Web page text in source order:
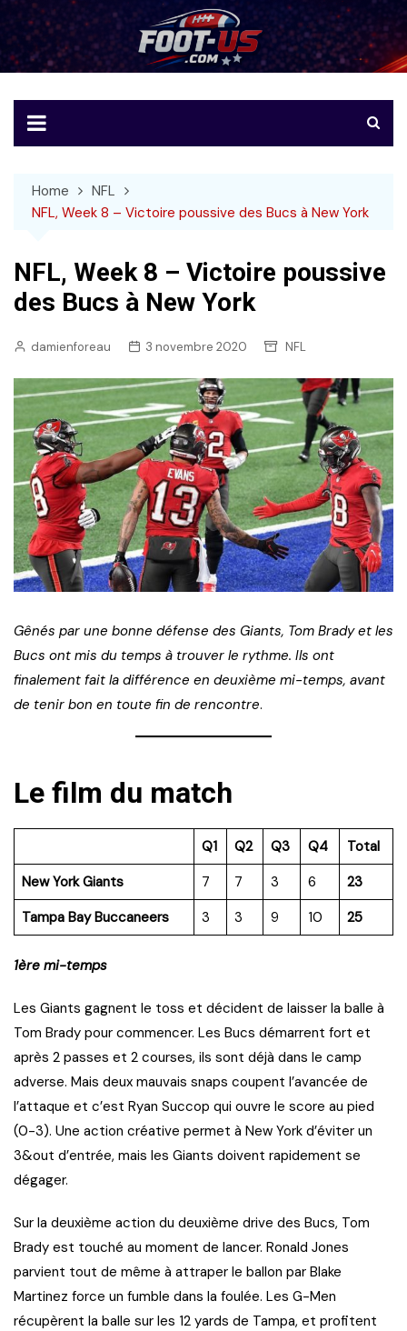
to
content
Foot-US
Le football américain en français
Home
NFL
NFL, Week 8 – Victoire poussive des Bucs à New York
NFL, Week 8 – Victoire poussive
des Bucs à New York
damienforeau 3 novembre 2020 NFL
Gênés par une bonne défense des Giants, Tom Brady et les
Bucs ont mis du temps à trouver le rythme. Ils ont
finalement fait la différence en deuxième mi-temps, avant
de tenir bon en toute fin de rencontre.
Le film du match
Q1 Q2 Q3 Q4
Total
New York Giants
7 7 3 6
23
Tampa Bay Buccaneers
3 3 9 10 25
1ère mi-temps
Les Giants gagnent le toss et décident de laisser la balle à
Tom Brady pour commencer. Les Bucs démarrent fort et
après 2 passes et 2 courses, ils sont déjà dans le camp
adverse. Mais deux mauvais snaps coupent l’avancée de
l’attaque et c’est Ryan Succop qui ouvre le score au pied
(0-3). Une action créative permet à New York d’éviter un
3&out d’entrée, mais les Giants doivent rapidement se
dégager.
Sur la deuxième action du deuxième drive des Bucs, Tom
Brady est touché au moment de lancer. Ronald Jones
parvient tout de même à attraper le ballon par Blake
Martinez force un fumble dans la foulée. Les G-Men
récupèrent la balle sur les 12 yards de Tampa, et profitent